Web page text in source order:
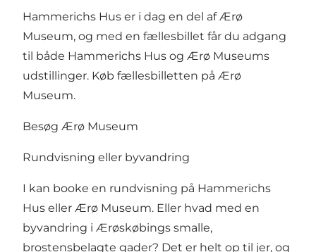
Hammerichs Hus er i dag en del af Ærø
Museum, og med en fællesbillet får du adgang
til både Hammerichs Hus og Ærø Museums
udstillinger. Køb fællesbilletten på Ærø
Museum.
Besøg Ærø Museum
Rundvisning eller byvandring
I kan booke en rundvisning på Hammerichs
Hus eller Ærø Museum. Eller hvad med en
byvandring i Ærøskøbings smalle,
brostensbelagte gader? Det er helt op til jer, og